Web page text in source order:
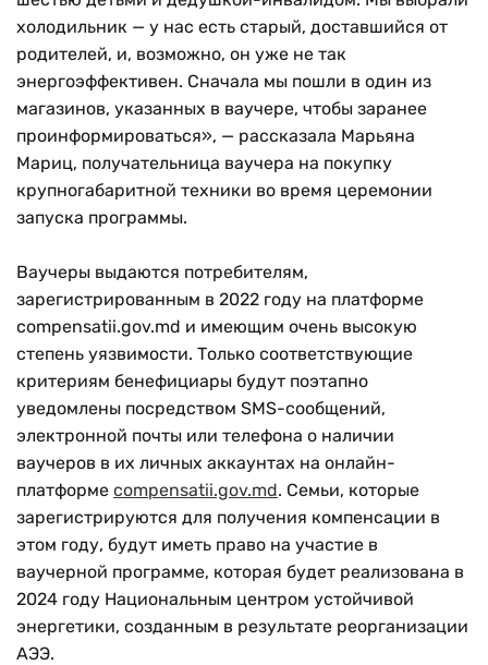
холодильник — у нас есть старый, доставшийся от
родителей, и, возможно, он уже не так
энергоэффективен. Сначала мы пошли в один из
магазинов, указанных в ваучере, чтобы заранее
проинформироваться», — рассказала Марьяна
Мариц, получательница ваучера на покупку
крупногабаритной техники во время церемонии
запуска программы.
Ваучеры выдаются потребителям,
зарегистрированным в 2022 году на платформе
compensatii.gov.md и имеющим очень высокую
степень уязвимости. Только соответствующие
критериям бенефициары будут поэтапно
уведомлены посредством SMS-сообщений,
электронной почты или телефона о наличии
ваучеров в их личных аккаунтах на онлайн-
платформе compensatii.gov.md. Семьи, которые
зарегистрируются для получения компенсации в
этом году, будут иметь право на участие в
ваучерной программе, которая будет реализована в
2024 году Национальным центром устойчивой
энергетики, созданным в результате реорганизации
АЭЭ.